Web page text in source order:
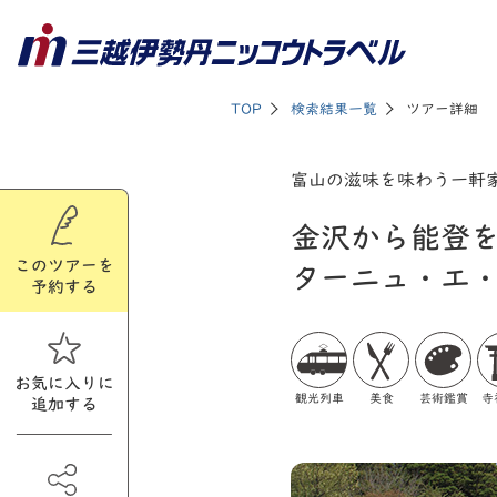
このツアーを
予約する
お気に入りに
追加する
TOP 検索結果一覧 ツアー詳細
富山の滋味を味わう一軒
金沢から能登
ターニュ・エ
観光列車 美食 芸術鑑賞 寺